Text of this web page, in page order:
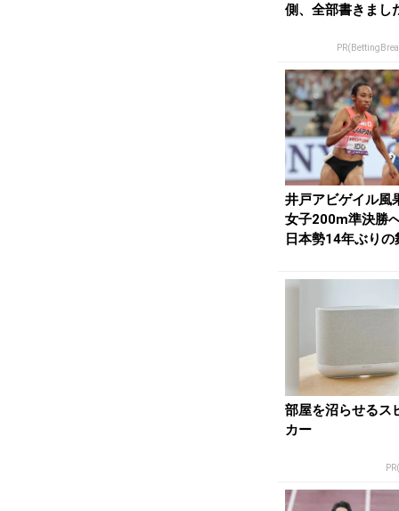
側、全部書きまし
井戸アビゲイル風
女子200m準決勝
日本勢14年ぶりの
部屋を沼らせるス
カー